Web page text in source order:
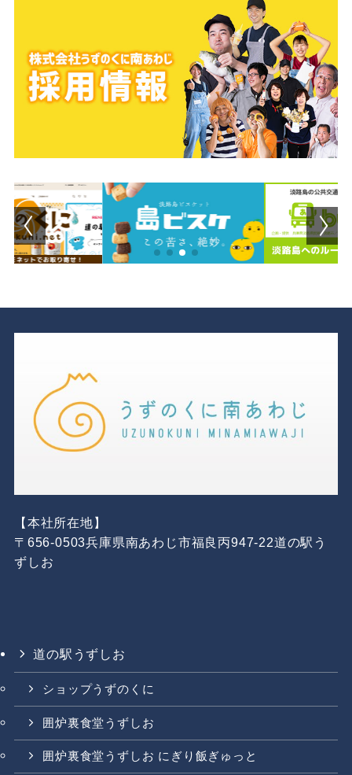
【本社所在地】
〒656-0503兵庫県南あわじ市福良丙947-22道の駅う
ずしお
道の駅うずしお
ショップうずのくに
囲炉裏食堂うずしお
囲炉裏食堂うずしお にぎり飯ぎゅっと